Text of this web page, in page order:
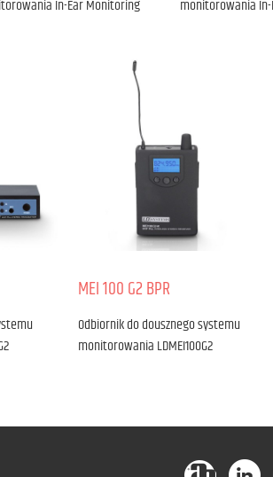
In-Ear Monitoring
monitorowania
MEI 100 G2 BPR
Odbiornik do dousznego systemu
monitorowania LDMEI100G2